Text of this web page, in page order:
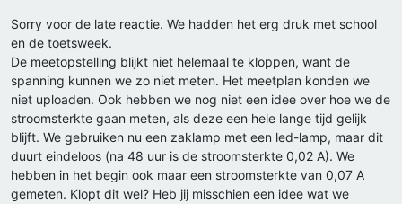
Sorry voor de late reactie. We hadden het erg druk met school
en de toetsweek.
De meetopstelling blijkt niet helemaal te kloppen, want de
spanning kunnen we zo niet meten. Het meetplan konden we
niet uploaden. Ook hebben we nog niet een idee over hoe we de
stroomsterkte gaan meten, als deze een hele lange tijd gelijk
blijft. We gebruiken nu een zaklamp met een led-lamp, maar dit
duurt eindeloos (na 48 uur is de stroomsterkte 0,02 A). We
hebben in het begin ook maar een stroomsterkte van 0,07 A
gemeten. Klopt dit wel? Heb jij misschien een idee wat we